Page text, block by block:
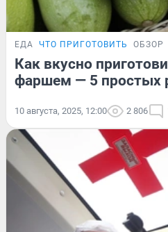
ЕДА ЧТО ПРИГОТОВИТЬ ОБЗОР
Как вкусно
фаршем — 5 простых
10 августа, 2025, 12:00 2 806